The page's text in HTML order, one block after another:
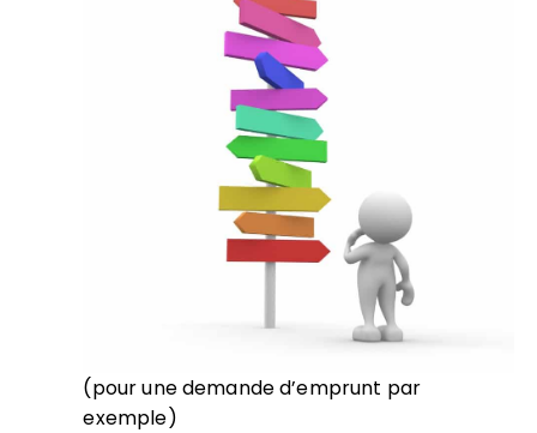
(pour une demande d’emprunt par
exemple)